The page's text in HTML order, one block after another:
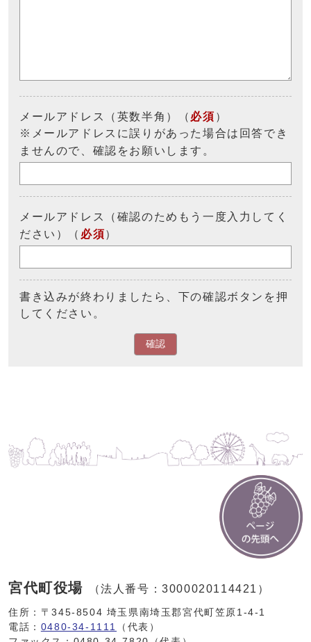
メールアドレス（英数半角）（ 必須 ）
※メールアドレスに誤りがあった場合は回答でき
ませんので、確認をお願いします。
メールアドレス（確認のためもう一度入力してく
ださい）（ 必須）
書き込みが終わりましたら、下の確認ボタンを押
してください。
確認
宮代町役場 （法人番号：3000020114421）
住所：〒345-8504 埼玉県南埼玉郡宮代町笠原1-4-1
電話： 0480-34-1111
（代表）